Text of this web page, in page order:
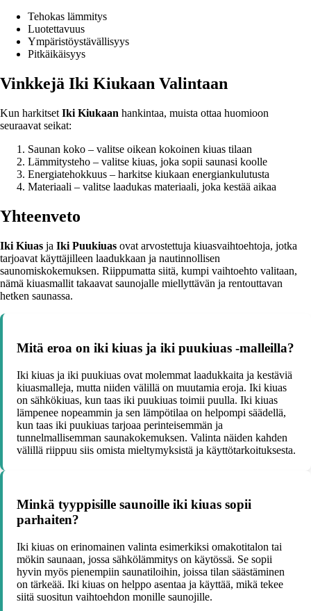
Tehokas lämmitys
Luotettavuus
Ympäristöystävällisyys
Pitkäikäisyys
Vinkkejä Iki Kiukaan Valintaan
Kun harkitset Iki Kiukaan hankintaa, muista ottaa huomioon
seuraavat seikat:
Saunan koko – valitse oikean kokoinen kiuas tilaan
Lämmitysteho – valitse kiuas, joka sopii saunasi koolle
Energiatehokkuus – harkitse kiukaan energiankulutusta
Materiaali – valitse laadukas materiaali, joka kestää aikaa
Yhteenveto
Iki Kiuas ja Iki Puukiuas ovat arvostettuja kiuasvaihtoehtoja, jotka
tarjoavat käyttäjilleen laadukkaan ja nautinnollisen
saunomiskokemuksen. Riippumatta siitä, kumpi vaihtoehto valitaan,
nämä kiuasmallit takaavat saunojalle miellyttävän ja rentouttavan
hetken saunassa.
Mitä eroa on iki kiuas ja iki puukiuas -malleilla?
Iki kiuas ja iki puukiuas ovat molemmat laadukkaita ja kestäviä
kiuasmalleja, mutta niiden välillä on muutamia eroja. Iki kiuas
on sähkökiuas, kun taas iki puukiuas toimii puulla. Iki kiuas
lämpenee nopeammin ja sen lämpötilaa on helpompi säädellä,
kun taas iki puukiuas tarjoaa perinteisemmän ja
tunnelmallisemman saunakokemuksen. Valinta näiden kahden
välillä riippuu siis omista mieltymyksistä ja käyttötarkoituksesta.
Minkä tyyppisille saunoille iki kiuas sopii
parhaiten?
Iki kiuas on erinomainen valinta esimerkiksi omakotitalon tai
mökin saunaan, jossa sähkölämmitys on käytössä. Se sopii
hyvin myös pienempiin saunatiloihin, joissa tilan säästäminen
on tärkeää. Iki kiuas on helppo asentaa ja käyttää, mikä tekee
siitä suositun vaihtoehdon monille saunojille.